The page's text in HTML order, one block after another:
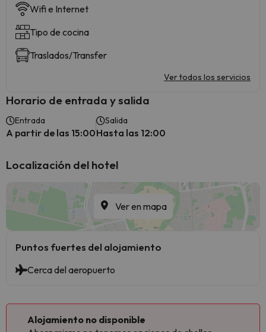
Wifi e Internet
Tipo de cocina
Traslados/Transfer
Ver todos los servicios
Horario de entrada y salida
Entrada
A partir de las 15:00
Salida
Hasta las 12:00
Localización del hotel
Ver en mapa
Puntos fuertes del alojamiento
Cerca del aeropuerto
Alojamiento no disponible